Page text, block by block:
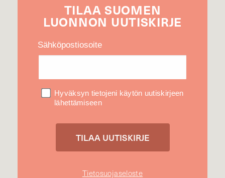
TILAA SUOMEN
LUONNON UUTIS­KIRJE
Sähköpostiosoite
Hyväksyn tietojeni käytön uutiskirjeen
lähettämiseen
Tietosuojaseloste